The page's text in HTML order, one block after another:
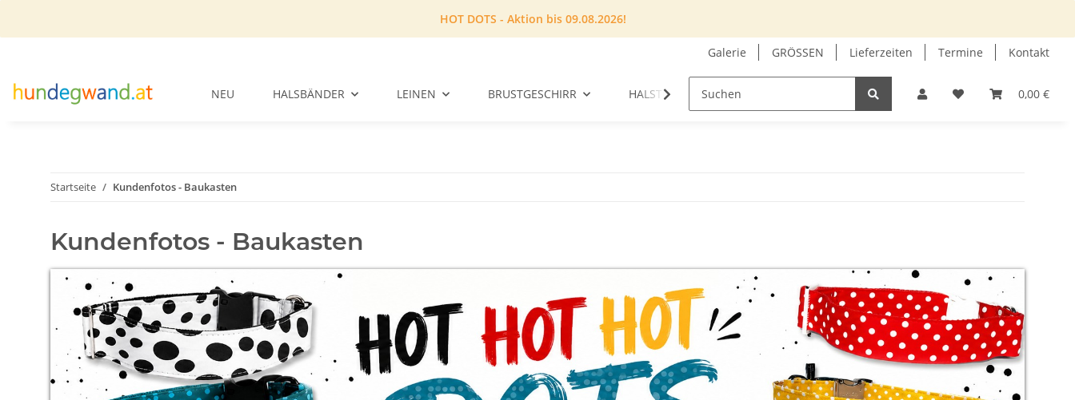
HOT DOTS - Aktion bis 09.08.2026!
Galerie GRÖSSEN Lieferzeiten Termine Kontakt
0,00 €
NEU HALSBÄNDER LEINEN BRUSTGESCHIRR HALSTUCH GUTSCHEIN INFOECKE
Startseite Kundenfotos - Baukasten
Kundenfotos - Baukasten